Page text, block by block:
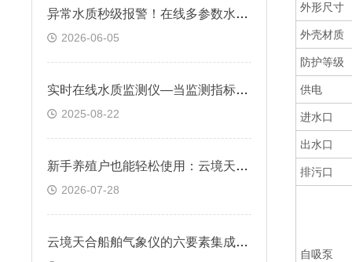
异常水质秒级报警！在线多参数水质监测系统智能超标预警与风险防控
2026-06-05
实时在线水质监测仪—当监测指标超标时，系统可自动触发报警机制
2025-08-22
新手养殖户也能轻松使用：云境天合手持水产养殖检测仪器辅助科学投喂调水
2026-07-28
云境天合船舶气象仪的六要素集成省布线适配全类型船舶安装
外形尺寸
外壳材质
防护等级
供电
进水口
出水口
排污口
自吸泵